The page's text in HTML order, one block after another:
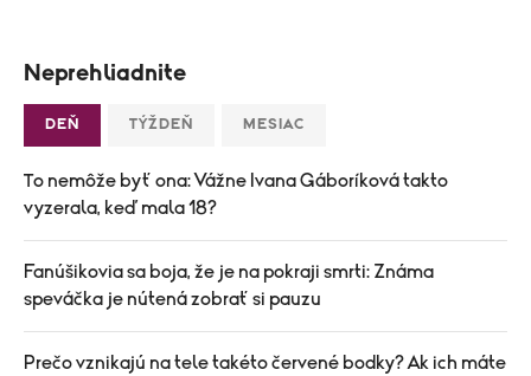
Neprehliadnite
DEŇ TÝŽDEŇ MESIAC
To nemôže byť ona: Vážne Ivana Gáboríková takto
vyzerala, keď mala 18?
Fanúšikovia sa boja, že je na pokraji smrti: Známa
speváčka je nútená zobrať si pauzu
Prečo vznikajú na tele takéto červené bodky? Ak ich máte